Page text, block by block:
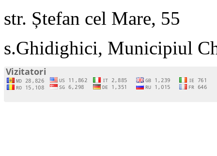
str. Ștefan cel Mare, 55
s.Ghidighici, Municipiul